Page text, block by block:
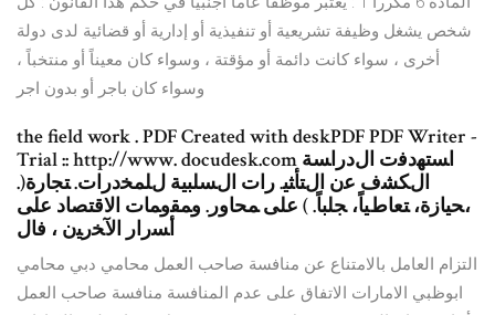
شخص يشغل وظيفة تشريعية أو تنفيذية أو إدارية أو قضائية لدى دولة
أخرى ، سواء كانت دائمة أو مؤقتة ، وسواء كان معيناً أو منتخباً ،
وسواء كان باجر أو بدون اجر
the field work . PDF Created with deskPDF PDF Writer -
Trial :: http://www. docudesk.com اﺴﺘﻬدﻓت اﻝدراﺴﺔ
اﻝﻜﺸف ﻋن اﻝﺘﺄﺜﻴ. رات اﻝﺴﻠﺒﻴﺔ ﻝﻠﻤﺨدرات. ﺘﺠﺎرة(.
،ﺤﻴﺎزة، ﺘﻌﺎطﻴﺎً، ﺠﻠﺒﺎً. ) ﻋﻠﻰ ﻤﺤﺎور. وﻤﻘوﻤﺎت اﻻﻗﺘﺼﺎد ﻋﻠﻰ
أﺴرار اﻵﺨرﻴن ، ﻓﺎﻝ
التزام العامل بالامتناع عن منافسة صاحب العمل محامي دبي محامي
ابوظبي الامارات الاتفاق على عدم المنافسة منافسة صاحب العمل